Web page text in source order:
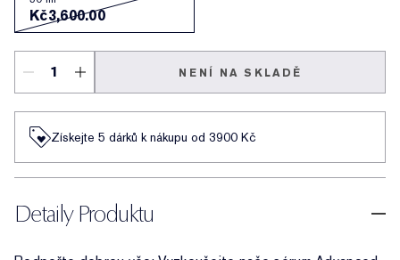
Kč3,600.00
NENÍ NA SKLADĚ
Získejte 5 dárků k nákupu od 3900 Kč
Detaily Produktu